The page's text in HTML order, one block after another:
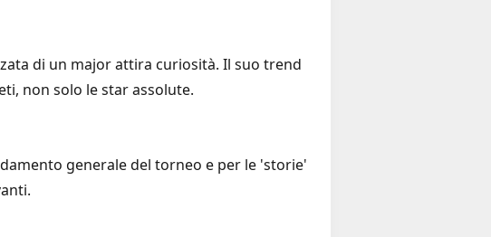
di un major attira curiosità. Il suo trend
non solo le star assolute.
generale del torneo e per le 'storie'